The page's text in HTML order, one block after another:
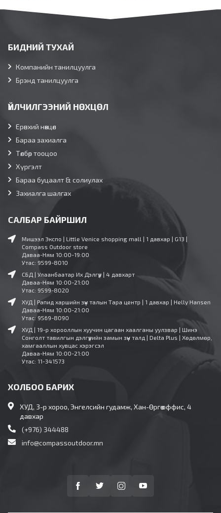
БИДНИЙ ТУХАЙ
Компанийн танилцуулга
Брэнд танилцуулга
ҮЙЛЧИЛГЭЭНИЙ НӨХЦӨЛ
Ерөнхий нөхцөл
Бараа захиалга
Төлбөр тооцоо
Хүргэлт
Бараа буцаалт & солиулах
Захиалга шалгах
САЛБАР БАЙРШИЛ
Мишээл Экспо | Little Venice shopping mall | 1 давхар | G13 |
Compass Outdoor store
Даваа-Ням 10:00-19:00
Утас: 9599-8010
СБД | Улаанбаатар Их Дэлгүүр | 4 давхарт
Даваа-Ням 10:00-21:00
Утас: 9599-8020
ХУД | Рапид харшийн зүүн талын Тара центр | 1 давхар | Helly Hansen
Даваа-Ням 10:00-21:00
Утас: 9569-8090
ХУД | 19-р хорооллын хуучин цагаан хаалганы уулзвар | Шинэ
Сонголт тавилгын дэлгүүрийн замын зүүн талд | Delta Plus | Хөдөлмөр,
хамгааллын хувцас хэрэгсэл
Даваа-Ням 10:00-21:00
Утас: 11-341573
ХОЛБОО БАРИХ
ХУД, 3-р хороо, Энгелсийн гудамж, Хан-Өргөө оффис, 4
давхар
(+976) 344488
info@compassoutdoor.mn